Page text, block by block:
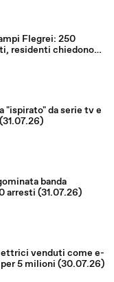
Flegrei: 250
residenti chiedono
(01.08.26)
"ispirato" da serie tv e
banda
arresti (31.07.26)
venduti come e-
bike: sequestri per 5 milioni (30.07.26)